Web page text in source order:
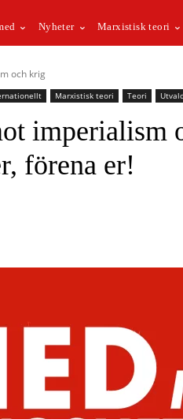
Nyheter Marxistisk teori
och krig
Marxistisk teori Teori
imperialism
förena er!